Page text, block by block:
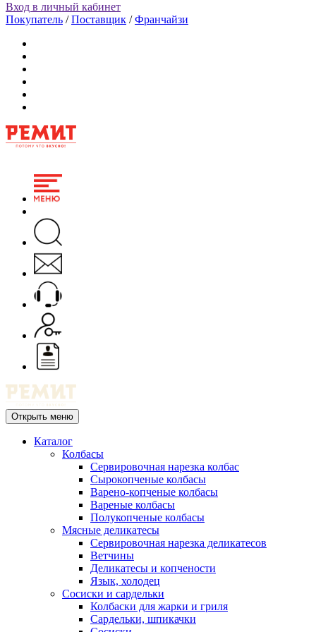
Вход в личный кабинет
Покупатель /Поставщик /Франчайзи
Открыть меню
Каталог
Колбасы
Сервировочная нарезка колбас
Сырокопченые колбасы
Варено-копченые колбасы
Вареные колбасы
Полукопченые колбасы
Мясные деликатесы
Сервировочная нарезка деликатесов
Ветчины
Деликатесы и копчености
Язык, холодец
Сосиски и сардельки
Колбаски для жарки и гриля
Сардельки, шпикачки